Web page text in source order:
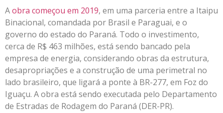
Aobra começou em 2019, em uma parceria entre a Itaipu
Binacional, comandada por Brasil e Paraguai, e o
governo do estado do Paraná. Todo o investimento,
cerca de R$ 463 milhões, está sendo bancado pela
empresa de energia, considerando obras da estrutura,
desapropriações e a construção de uma perimetral no
lado brasileiro, que ligará a ponte à BR-277, em Foz do
Iguaçu. A obra está sendo executada pelo Departamento
de Estradas de Rodagem do Paraná (DER-PR).